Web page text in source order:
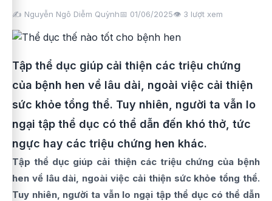
✍️ Nguyễn Ngô Diễm Quỳnh📅 01/06/2025👁️ 3 lượt xem
Tập thể dục giúp cải thiện các triệu chứng
của bệnh hen về lâu dài, ngoài việc cải thiện
sức khỏe tổng thể. Tuy nhiên, người ta vẫn lo
ngại tập thể dục có thể dẫn đến khó thở, tức
ngực hay các triệu chứng hen khác.
Tập thể dục giúp cải thiện các triệu chứng của bệnh
hen về lâu dài, ngoài việc cải thiện sức khỏe tổng thể.
Tuy nhiên, người ta vẫn lo ngại tập thể dục có thể dẫn